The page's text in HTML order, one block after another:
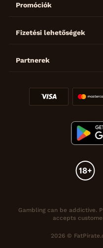
Promóciók
Fizetési lehetőségek
Partnerek
Gambling can be addictive.
accepts
2026 ©